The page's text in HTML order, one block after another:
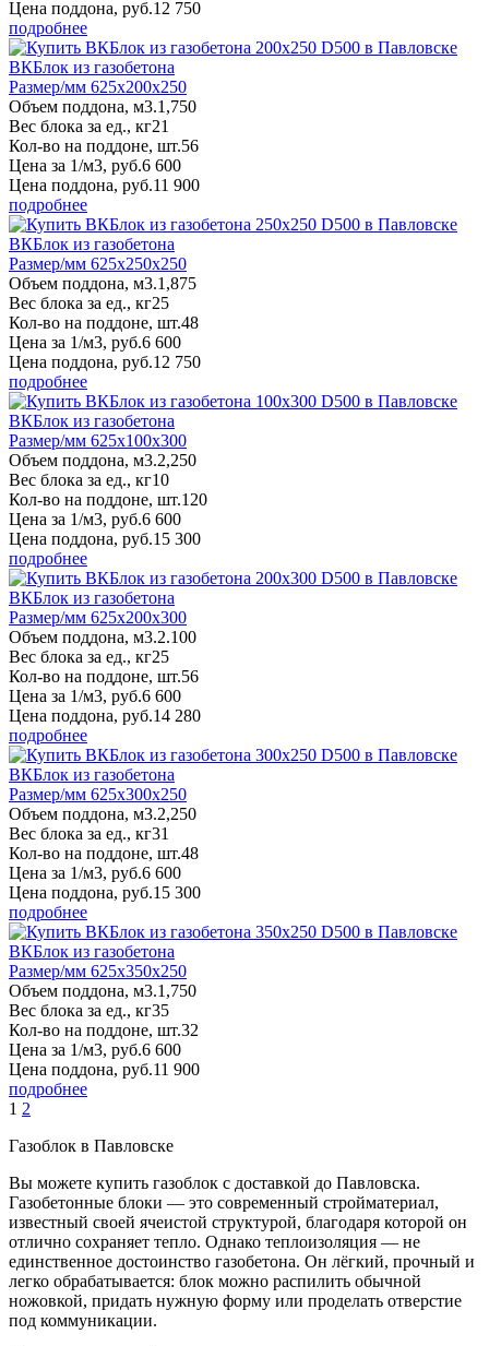
Цена поддона, руб.12 750
подробнее
ВКБлок из газобетона
Размер/мм 625x200x250
Объем поддона, м3.1,750
Вес блока за ед., кг21
Кол-во на поддоне, шт.56
Цена за 1/м3, руб.6 600
Цена поддона, руб.11 900
подробнее
ВКБлок из газобетона
Размер/мм 625x250x250
Объем поддона, м3.1,875
Вес блока за ед., кг25
Кол-во на поддоне, шт.48
Цена за 1/м3, руб.6 600
Цена поддона, руб.12 750
подробнее
ВКБлок из газобетона
Размер/мм 625x100x300
Объем поддона, м3.2,250
Вес блока за ед., кг10
Кол-во на поддоне, шт.120
Цена за 1/м3, руб.6 600
Цена поддона, руб.15 300
подробнее
ВКБлок из газобетона
Размер/мм 625x200x300
Объем поддона, м3.2.100
Вес блока за ед., кг25
Кол-во на поддоне, шт.56
Цена за 1/м3, руб.6 600
Цена поддона, руб.14 280
подробнее
ВКБлок из газобетона
Размер/мм 625x300x250
Объем поддона, м3.2,250
Вес блока за ед., кг31
Кол-во на поддоне, шт.48
Цена за 1/м3, руб.6 600
Цена поддона, руб.15 300
подробнее
ВКБлок из газобетона
Размер/мм 625x350x250
Объем поддона, м3.1,750
Вес блока за ед., кг35
Кол-во на поддоне, шт.32
Цена за 1/м3, руб.6 600
Цена поддона, руб.11 900
подробнее
1 2
Газоблок в Павловске
Вы можете купить газоблок с доставкой до Павловска.
Газобетонные блоки — это современный стройматериал,
известный своей ячеистой структурой, благодаря которой он
отлично сохраняет тепло. Однако теплоизоляция — не
единственное достоинство газобетона. Он лёгкий, прочный и
легко обрабатывается: блок можно распилить обычной
ножовкой, придать нужную форму или проделать отверстие
под коммуникации.